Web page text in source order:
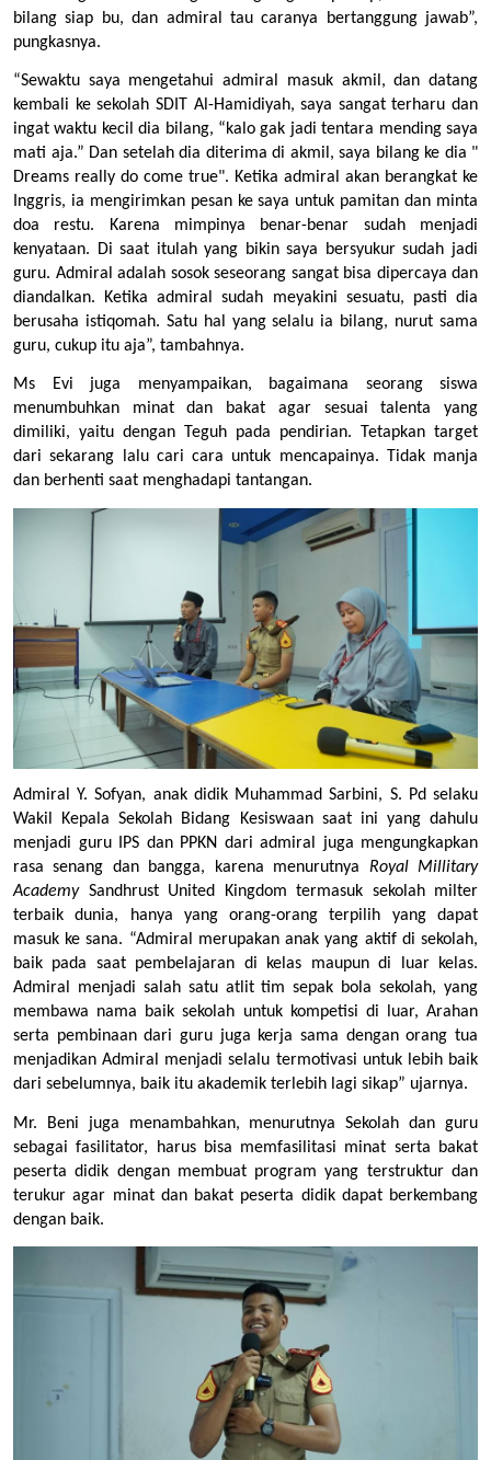
bilang siap bu, dan admiral tau caranya bertanggung jawab”,
pungkasnya.
“Sewaktu saya mengetahui admiral masuk akmil, dan datang
kembali ke sekolah SDIT Al-Hamidiyah, saya sangat terharu dan
ingat waktu kecil dia bilang, “kalo gak jadi tentara mending saya
mati aja.” Dan setelah dia diterima di akmil, saya bilang ke dia "
Dreams really do come true". Ketika admiral akan berangkat ke
Inggris, ia mengirimkan pesan ke saya untuk pamitan dan minta
doa restu. Karena mimpinya benar-benar sudah menjadi
kenyataan. Di saat itulah yang bikin saya bersyukur sudah jadi
guru. Admiral adalah sosok seseorang sangat bisa dipercaya dan
diandalkan. Ketika admiral sudah meyakini sesuatu, pasti dia
berusaha istiqomah. Satu hal yang selalu ia bilang, nurut sama
guru, cukup itu aja”, tambahnya.
Ms Evi juga menyampaikan, bagaimana seorang siswa
menumbuhkan minat dan bakat agar sesuai talenta yang
dimiliki, yaitu dengan Teguh pada pendirian. Tetapkan target
dari sekarang lalu cari cara untuk mencapainya. Tidak manja
dan berhenti saat menghadapi tantangan.
Admiral Y. Sofyan, anak didik Muhammad Sarbini, S. Pd selaku
Wakil Kepala Sekolah Bidang Kesiswaan saat ini yang dahulu
menjadi guru IPS dan PPKN dari admiral juga mengungkapkan
rasa senang dan bangga, karena menurutnya Royal Millitary
Academy Sandhrust United Kingdom termasuk sekolah milter
terbaik dunia, hanya yang orang-orang terpilih yang dapat
masuk ke sana. “Admiral merupakan anak yang aktif di sekolah,
baik pada saat pembelajaran di kelas maupun di luar kelas.
Admiral menjadi salah satu atlit tim sepak bola sekolah, yang
membawa nama baik sekolah untuk kompetisi di luar, Arahan
serta pembinaan dari guru juga kerja sama dengan orang tua
menjadikan Admiral menjadi selalu termotivasi untuk lebih baik
dari sebelumnya, baik itu akademik terlebih lagi sikap” ujarnya.
Mr. Beni juga menambahkan, menurutnya Sekolah dan guru
sebagai fasilitator, harus bisa memfasilitasi minat serta bakat
peserta didik dengan membuat program yang terstruktur dan
terukur agar minat dan bakat peserta didik dapat berkembang
dengan baik.